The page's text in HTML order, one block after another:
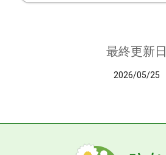
最終更新日
2026/05/25